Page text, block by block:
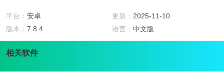
1.一款德国旅行神器，如果你想和德国人正常交流，这款软件就够了。
2.德语学习神器，如果你需要学习德语，想了解每个词，每句话，这个软件同样
适合你。
3.提供笔记功能，让你在学习中能够更好的了解每个知识点。
平台： 安卓 更新： 2025-11-10
版本： 7.8.4 语言： 中文版
相关软件